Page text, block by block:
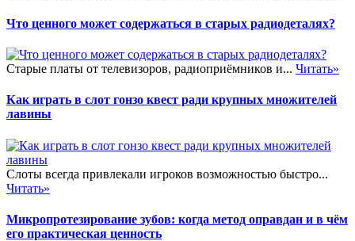
Что ценного может содержаться в старых радиодеталях?
Старые платы от телевизоров, радиоприёмников и... Читать»
Как играть в слот гонзо квест ради крупных множителей
лавины
Слоты всегда привлекали игроков возможностью быстро...
Читать»
Микропротезирование зубов: когда метод оправдан и в чём
его практическая ценность